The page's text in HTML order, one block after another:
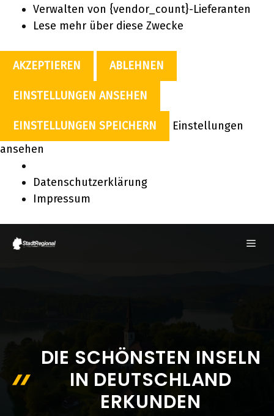
Verwalten von {vendor_count}-Lieferanten
Lese mehr über diese Zwecke
AKZEPTIEREN ABLEHNEN
EINSTELLUNGEN ANSEHEN
EINSTELLUNGEN SPEICHERN
Einstellungen
ansehen
Datenschutzerklärung
Impressum
Inhalt
DIE SCHÖNSTEN INSELN
IN DEUTSCHLAND
ERKUNDEN